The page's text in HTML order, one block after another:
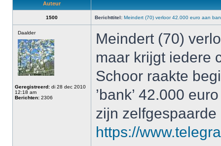
Auteur
1500 Berichttitel: Meindert (70) verloor 42.000 euro aan
Daalder
Geregistreerd: di 28 dec 2010
12:18 am
Berichten: 2306
Meindert (70)
maar krijgt iedere
Schoor raakte
’bank’ 42.000
zijn
https://